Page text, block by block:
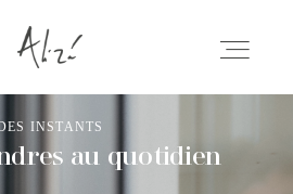
au quotidien
INSTANTS